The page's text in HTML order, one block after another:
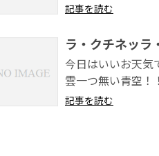
記事を読む
ラ・クチネッラ
今日はいいお天
雲一つ無い青空！
記事を読む